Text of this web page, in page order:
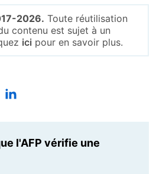
2026. Toute réutilisation
contenu est sujet à un
ici pour en savoir plus.
l'AFP vérifie une